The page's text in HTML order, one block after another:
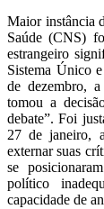
Maior instância
Saúde (CNS)
estrangeiro
Sistema Único
de dezembro,
tomou a
debate”. Foi
27 de janeiro,
externar suas
se
político
capacidade de